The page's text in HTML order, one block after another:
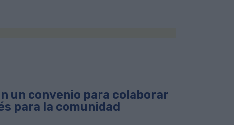
un convenio para colaborar
para la comunidad